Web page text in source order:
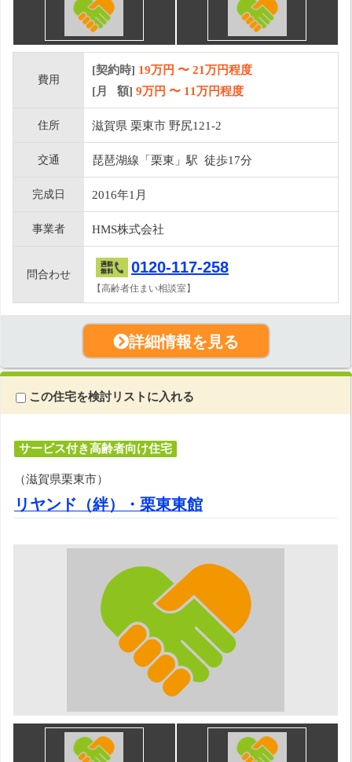
費用
[契約時] 19万円 〜 21万円程度
[月 額] 9万円 〜 11万円程度
住所 滋賀県 栗東市 野尻121-2
交通 琵琶湖線「栗東」駅 徒歩17分
完成日 2016年1月
事業者 HMS株式会社
問合わせ 0120-117-258
【高齢者住まい相談室】
詳細情報を見る
この住宅を検討リストに入れる
サービス付き高齢者向け住宅
（滋賀県栗東市）
リヤンド（絆）・栗東東館